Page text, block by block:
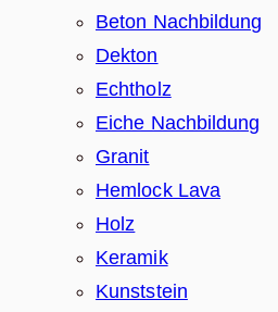
Beton Nachbildung
Dekton
Echtholz
Eiche Nachbildung
Granit
Hemlock Lava
Holz
Keramik
Kunststein